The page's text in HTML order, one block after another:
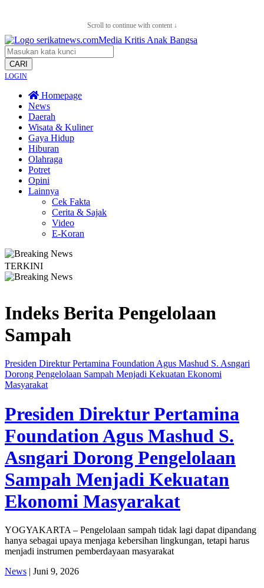
Scroll to continue with content ↓
CARI
LOGIN
Homepage
News
Daerah
Wisata & Kuliner
Gaya Hidup
Hiburan
Olahraga
Potret
Opini
Lainnya
Cek Fakta
Cerita & Sajak
Video
E-Koran
TERKINI
Indeks Berita Pengelolaan
Sampah
Presiden Direktur Pertamina Foundation Agus Mashud S. Asngari
Dorong Pengelolaan Sampah Menjadi Kekuatan Ekonomi
Masyarakat
Presiden Direktur Pertamina
Foundation Agus Mashud S.
Asngari Dorong Pengelolaan
Sampah Menjadi Kekuatan
Ekonomi Masyarakat
YOGYAKARTA – Pengelolaan sampah tidak lagi dapat dipandang
hanya sebagai upaya menjaga kebersihan lingkungan, tetapi harus
menjadi instrumen pemberdayaan masyarakat
News | Juni 9, 2026